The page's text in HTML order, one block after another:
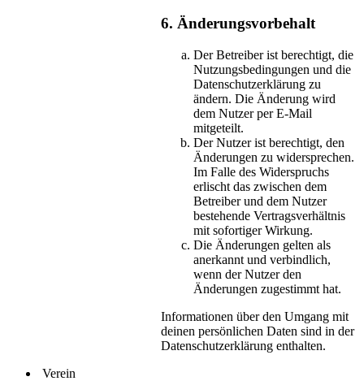
6. Änderungsvorbehalt
Der Betreiber ist berechtigt, die
Nutzungsbedingungen und die
Datenschutzerklärung zu
ändern. Die Änderung wird
dem Nutzer per E-Mail
mitgeteilt.
Der Nutzer ist berechtigt, den
Änderungen zu widersprechen.
Im Falle des Widerspruchs
erlischt das zwischen dem
Betreiber und dem Nutzer
bestehende Vertragsverhältnis
mit sofortiger Wirkung.
Die Änderungen gelten als
anerkannt und verbindlich,
wenn der Nutzer den
Änderungen zugestimmt hat.
Informationen über den Umgang mit
deinen persönlichen Daten sind in der
Datenschutzerklärung enthalten.
Verein